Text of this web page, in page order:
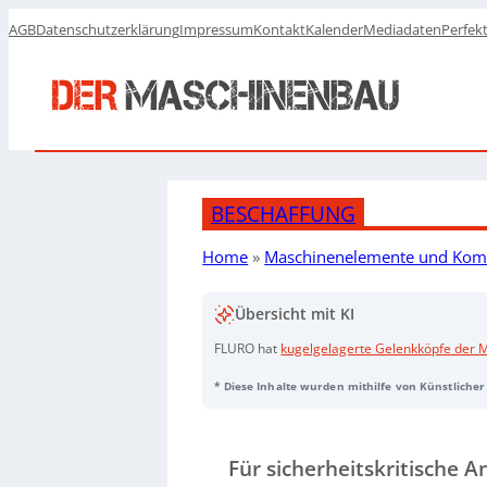
AGBDatenschutzerklärungImpressumKontaktKalenderMediadaten
BESCHAFFUNG
Home » Maschinenelemente und
Übersicht mit KI
FLURO hat kugelgelagerte Gelenkköpfe der
Innen- oder Außengewinde erhältlich und
Risiko von Wasserstoffversprödung und
* Diese Inhalte wurden mithilfe von
Für sicherheitskritische